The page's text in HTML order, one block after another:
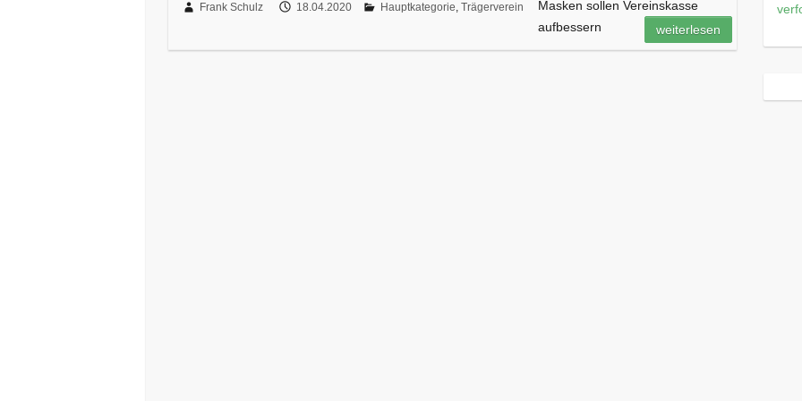
Frank Schulz 18.04.2020 Hauptkategorie Trägerverein
Masken sollen Vereinskasse
aufbessern
weiterlesen